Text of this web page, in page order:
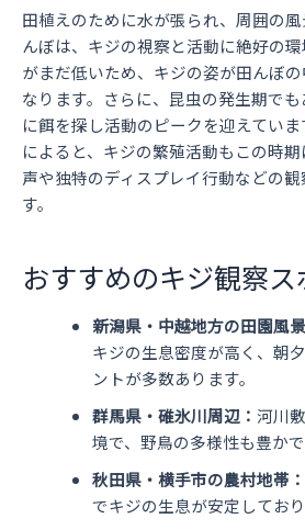
田植えのために水が張られ、周囲の
んぼは、キジの視察と活動に絶好の
がまだ低いため、キジの姿が田んぼ
なります。さらに、昆虫の発生期で
に餌を探し活動のピークを迎えてい
によると、キジの繁殖活動もこの時
声や独特のディスプレイ行動などの
す。
おすすめのキジ観察ス
新潟県・中越地方の田園風景
キジの生息密度が高く、朝
ントが多数あります。
群馬県・碓氷川周辺： 河川
境で、野鳥の多様性も豊かで
秋田県・横手市の農村地帯：
でキジの生息が安定してお